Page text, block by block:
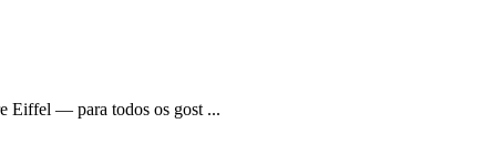
Eiffel — para todos os gost ...